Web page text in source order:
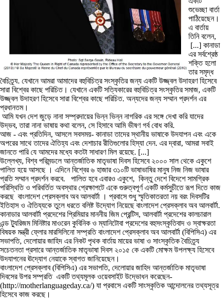
শুভেচ্ছা বার্তা
পাঠিয়েছেন।
এ বার্তায়
তিনি বলেন,
[...] কানাডা
এর সর্বশ্রেষ্ঠ
শক্তি হলো
তার সমৃদ্ধ
বৈচিত্র্য. যেখানে আমরা আমাদের বহুবিচিত্র সংস্কৃতির জন্য একটি উজ্জ্বল উদাহরণ হিসেবে
সারা বিশ্বের কাছে পরিচিত। যেখানে একটি সত্যিকারের বহুবিচিত্র সংস্কৃতির সমাজ, একটি
উজ্জ্বল উদাহরণ হিসেবে সারা বিশ্বের কাছে পরিচিত. অন্যদের জন্য সম্মান প্রদর্শন এর
প্রধানতম।
আমি যখন দেশ জুড়ে নানা সম্প্রদায়ের ভিন্ন ভিন্ন নাগরিক এর সঙ্গে দেখা করি যাদের
উদ্ভব, তারা নানা ভাষায় কথা বলেন, সে হিসাবে আমি ভীষণ গর্ব বোধ করি.
আজ - এবং প্রতিদিন, আসলে সবসময়- কানাডা তাদের স্থানীয় ভাষাকে উদযাপন এবং একে
অপরের সাথে তাদের ঐতিহ্য এবং দেশাচার রীতিগুলোর হিস্যা দেন. এর দ্বারা, আমরা সবাই
জানতে পারি যে আমদের মধ্যে কতটা সাধারণ মিল রয়েছে. [...]
উল্লেখ্য, বিশ্ব পরিমন্ডলে আন্তর্জাতিক মাতৃভাষা দিবস হিসেবে ২০০০ সাল থেকে একুশে
পালিত হয়ে আসছে । এদিনে বিশ্বের ৬ হাজার ৩১০টি ভাষাভাষির মানুষ নিজ নিজ ভাষার
প্রতি সম্মান প্রদর্শন করবে. পালিত হবে এবারও একুশে, কিন্তু দেশে বিদেশে সামগ্রিক
পরিস্থিতি ও পরিবর্তিত অবস্থার প্রেক্ষাপটে একে গুরুত্বপূর্ণ একটি কর্মসুচীতে রূপ দিতে কাজ
করছে বাংলাদেশ প্রেসক্লাব অব আলবার্টা । প্রবাসে শুধু স্মৃতিকাতরতা নয় বরং দিবসটির
ইতিহাস ও ঐতিয্যকে তুলে ধরতে বলিষ্ট উদ্যোগ নিয়েছে বাংলাদেশ প্রেসক্লাব অব আলবার্টা.
কানাডার আলবার্টা প্রদেশের প্রিমিয়ার মাননীয় জিম প্রেন্টিস, আলবার্টা প্রদেশের কালচারাল
এন্ড ট্যুরিজম মিনিষ্টার মাওরেন কুবিনিক ও ম্যানিটোবা প্রদেশের বহুসংস্কৃতিবাদ ও স্বাক্ষরতা
বিষয়ক মন্ত্রী ফ্লোর মারসিলিনো সম্প্রতি বাংলাদেশ প্রেসক্লাব অব আলবার্টা (বিপিসিএ) এর
সভাপতি, দেলোয়ার জাহিদ এর নিকট পৃথক বার্তায় মায়ের ভাষা ও সাংস্কৃতিক বৈচিত্র্য
সচেতনতা প্রসারে আন্তর্জাতিক মাতৃভাষা দিবস ২০১৫ কে একটি মোক্ষম উপলক্ষ্য হিসেবে
উদযাপনের ঊদ্যোগ নেয়াকে স্বাগত জানিয়েছেন।
বাংলাদেশ প্রেসক্লাব (বিপিসিএ) এর সভাপতি, দেলোয়ার জাহিদ আন্তর্জাতিক মাতৃভাষা
দিবসের উপর সম্প্রতি একটি তথ্যমূলক ওয়েবসাইট উদ্ভোধন করেছেন-
(http://motherlanguageday.ca/) যা প্রবাসে একটি সাংস্কৃতিক আন্দোলনের তথ্যসূত্র
হিসেবে কাজ করছে।